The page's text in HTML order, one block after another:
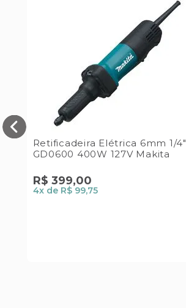
Retificadeira Elétrica 6mm 1/4"
GD0600 400W 127V Makita
R$ 399,00
4x de R$ 99,75